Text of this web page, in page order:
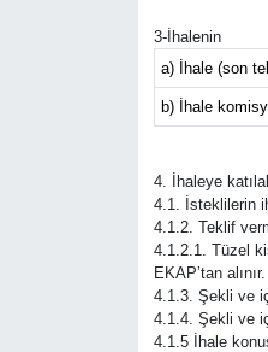
3-İhalenin
a) İhale (son
b) İhale
4. İhaleye
4.1. İsteklilerin
4.1.2. Teklif
4.1.2.1. Tüzel
EKAP’tan alınır.
4.1.3. Şekli ve
4.1.4. Şekli ve
4.1.5 İhale